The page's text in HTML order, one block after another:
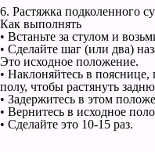
6. Растяжка подколенного
Как выполнять
• Встаньте за стулом и
• Сделайте шаг (или два)
Это исходное положение.
• Наклоняйтесь в пояснице,
полу, чтобы растянуть
• Задержитесь в этом
• Вернитесь в исходное
• Сделайте это 10-15 раз.